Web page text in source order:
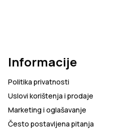
Informacije
Politika privatnosti
Uslovi korištenja i prodaje
Marketing i oglašavanje
Često postavljena pitanja